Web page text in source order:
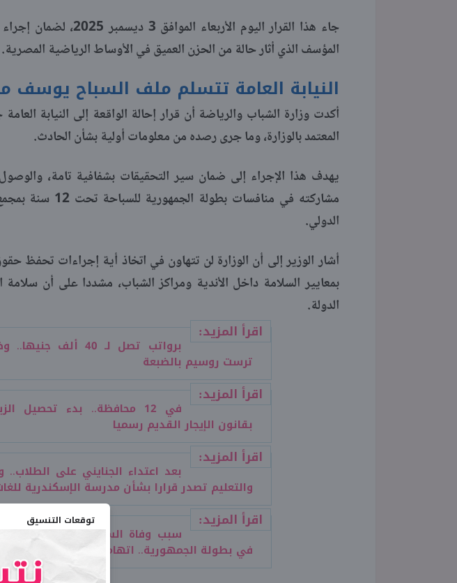
توقعات التنسيق
جاء هذا القرار اليوم
المؤسف الذي أثار حالة من الحزن العميق في الأوساط الرياضية المصرية.
النيابة العامة تتسلم ملف السباح يوسف
أكدت وزارة الشباب والرياضة أن قرار إحالة الواقعة إلى النيابة
المعتمد بالوزارة، وما جرى رصده من معلومات أولية بشأن الحادث.
يهدف هذا الإجراء إلى ضمان سير التحقيقات بشفافية تامة،
مشاركته في منافسات
الدولي.
أشار الوزير إلى أن الوزارة لن تتهاون في اتخاذ أية إجراءات تحفظ
بمعايير السلامة داخل الأندية ومراكز الشباب، مشددا على أن
الدولة.
اقرأ المزيد:
برواتب تصل لـ 40 ألف
ترست روسيم بالضبعة
اقرأ المزيد:
في 12 محافظة.. بدء تحصيل
بقانون الإيجار القديم رسميا
اقرأ المزيد:
بعد اعتداء الجنايني على الطلاب..
والتعليم تصدر قرارا بشأن مدرسة الإسكندرية
اقرأ المزيد:
سبب وفاة السباح يوسف محمد
في بطولة الجمهورية.. اتهامات بالإهمال